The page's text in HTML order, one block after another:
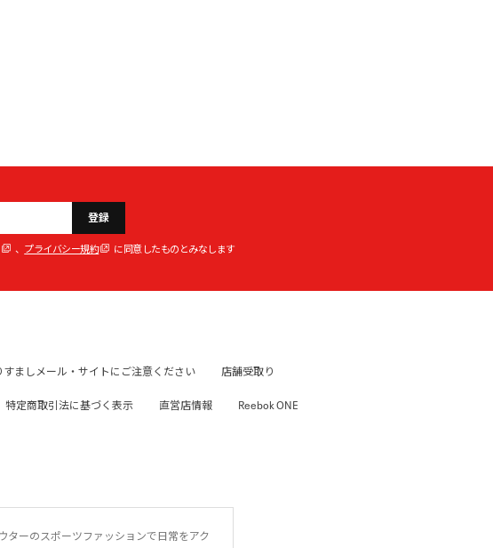
登録
、 プライバシー規約 に同意したものとみなします
すましメール・サイトにご注意ください 店舗受取り
特定商取引法に基づく表示 直営店情報 Reebok ONE
ーのスポーツファッションで日常をアク